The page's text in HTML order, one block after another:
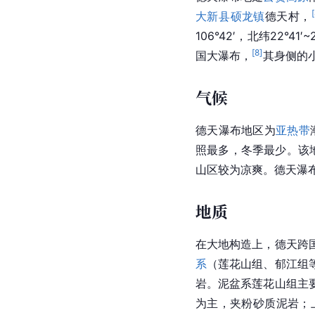
大新县硕龙镇德天村， [
106°42′，北纬
国大瀑布， [8]其身侧的
气候
德天瀑布地区为亚热带
照最多，冬季最少。
山区较为凉爽。德天瀑
地质
在大地构造上，德天跨
系 （莲花山组 、 郁江组
岩。泥盆系莲花山组主
为主，夹粉砂质泥岩